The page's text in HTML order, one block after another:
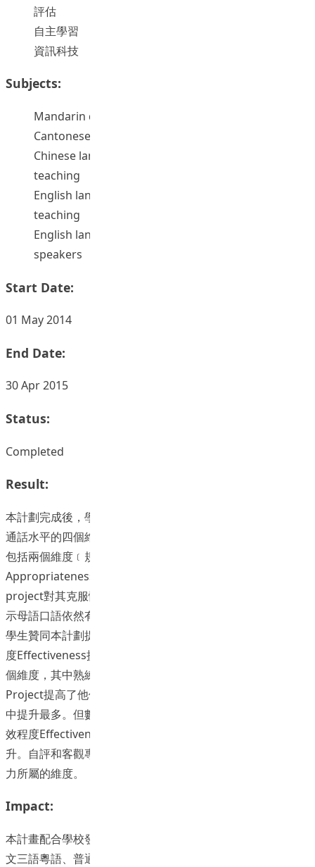
評估
自主學習
資訊科技
Subjects:
Mandarin dialects -- Study and teaching
Cantonese dialects -- Study and teaching
Chinese language -- Spoken chinese -- Study and
teaching
English language -- Spoken English -- Study and
teaching
English language -- Study and teaching -- Chinese
speakers
Start Date:
01 May 2014
End Date:
30 Apr 2015
Status:
Completed
Result:
本計劃完成後，學生的英語水平的四個維度均有顯著提升；普
通話水平的四個維度均有顯著提升；廣東話水平有顯著提升，
包括兩個維度﹝規範程度Standardization 和自然程度
Appropriateness﹞。廣東話為大部分參與者的母語，
project對其克服懶音、準確用詞和得體表達均有助益。也顯
示母語口語依然有提升的必要性。
學生贊同本計劃提高了他們英語水平的各個維度，其中有效程
度Effectiveness提升最多。同時提高了他們普通話水平的各
個維度，其中熟練程度Familiarity提升最多。學生也贊同
Project提高了他們廣東話水平的各個維度，其中Familiarity
中提升最多。但數據顯示，project只對學生廣東話水平的有
效程度Effectiveness和自然程度Appropriateness有顯著提
升。自評和客觀專業評估差異顯示學生不能準確判斷其語言能
力所屬的維度。
Impact:
本計畫配合學校發展目標，評估認定了不同語言背景在校生兩
文三語粵語、普通話和英語﹞的即時傳意能力，層級、範疇包